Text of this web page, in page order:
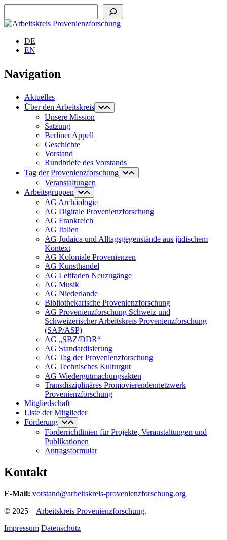
DE
EN
Navigation
Aktuelles
Über den Arbeitskreis
Unsere Mission
Satzung
Berliner Appell
Geschichte
Vorstand
Rundbriefe des Vorstands
Tag der Provenienzforschung
Veranstaltungen
Arbeitsgruppen
AG Archäologie
AG Digitale Provenienzforschung
AG Frankreich
AG Italien
AG Judaica und Alltagsgegenstände aus jüdischem
Kontext
AG Koloniale Provenienzen
AG Kunsthandel
AG Leitfaden Neuzugänge
AG Musik
AG Niederlande
Bibliothekarische Provenienzforschung
AG Provenienzforschung Schweiz und
Schweizerischer Arbeitskreis Provenienzforschung
(SAP/ASP)
AG „SBZ/DDR“
AG Standardisierung
AG Tag der Provenienzforschung
AG Technisches Kulturgut
AG Wiedergutmachungsakten
Transdisziplinäres Promovierendennetzwerk
Provenienzforschung
Mitgliedschaft
Liste der Mitglieder
Förderung
Förderrichtlinien für Projekte, Veranstaltungen und
Publikationen
Antragsformular
Kontakt
E-Mail: vorstand@arbeitskreis-provenienzforschung.org
© 2025 – Arbeitskreis Provenienzforschung.
Impressum Datenschutz